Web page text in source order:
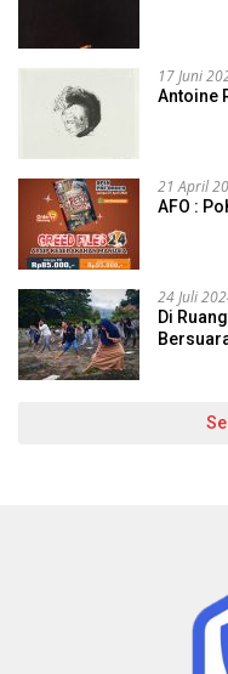
17 Juni
Antoine
21 April
AFO :
24 Juli
Di